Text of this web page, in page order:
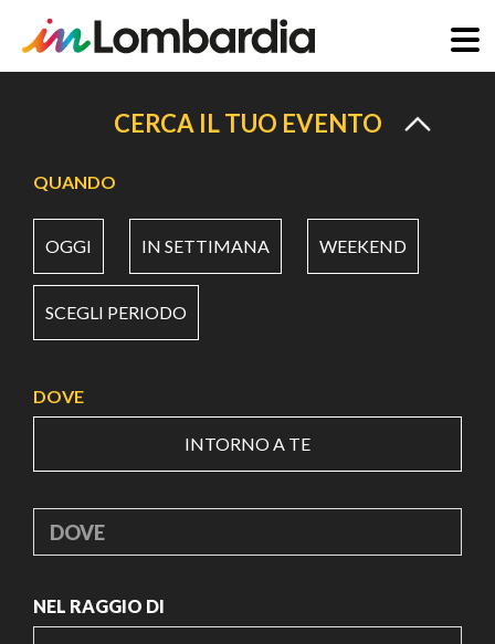
principale
CERCA IL TUO EVENTO
QUANDO
OGGI IN SETTIMANA WEEKEND
SCEGLI PERIODO
DOVE
INTORNO A TE
DOVE
NEL RAGGIO DI